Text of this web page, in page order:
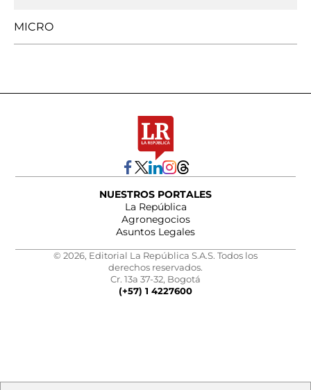
MICRO
NUESTROS PORTALES
La República
Agronegocios
Asuntos Legales
© 2026, Editorial La República S.A.S. Todos los
derechos reservados.
Cr. 13a 37-32, Bogotá
(+57) 1 4227600